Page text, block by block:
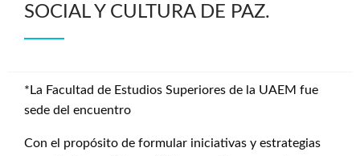
SOCIAL Y CULTURA DE PAZ.
*La Facultad de Estudios Superiores de la UAEM fue
sede del encuentro
Con el propósito de formular iniciativas y estrategias